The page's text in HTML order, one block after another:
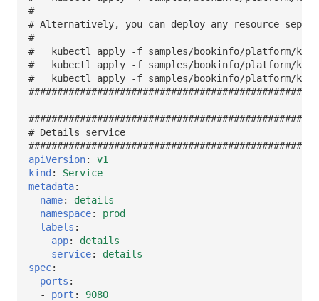
#
# Alternatively, you can deploy any resource
#
#   kubectl apply -f samples/bookinfo/platform/
#   kubectl apply -f samples/bookinfo/platform/
#   kubectl apply -f samples/bookinfo/platform/
# Details service
apiVersion:
v1
kind :
Service
metadata:
name:
details
namespace:
prod
labels :
app:
details
service:
details
spec:
ports :
-
port :
9080